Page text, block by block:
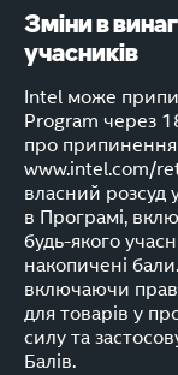
Зміни в
учасників
Intel може
Program через
про
www.intel.com/
власний розсуд
в Програмі,
будь-якого
накопичені
включаючи
для товарів у
силу та
Балів.